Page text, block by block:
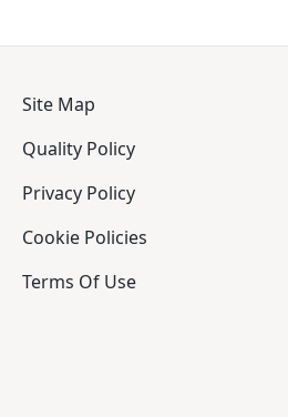
Site Map
Quality Policy
Privacy Policy
Cookie Policies
Terms Of Use